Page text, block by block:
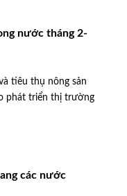
nước tháng 2-
tiêu thụ nông sản
phát triển thị trường
các nước